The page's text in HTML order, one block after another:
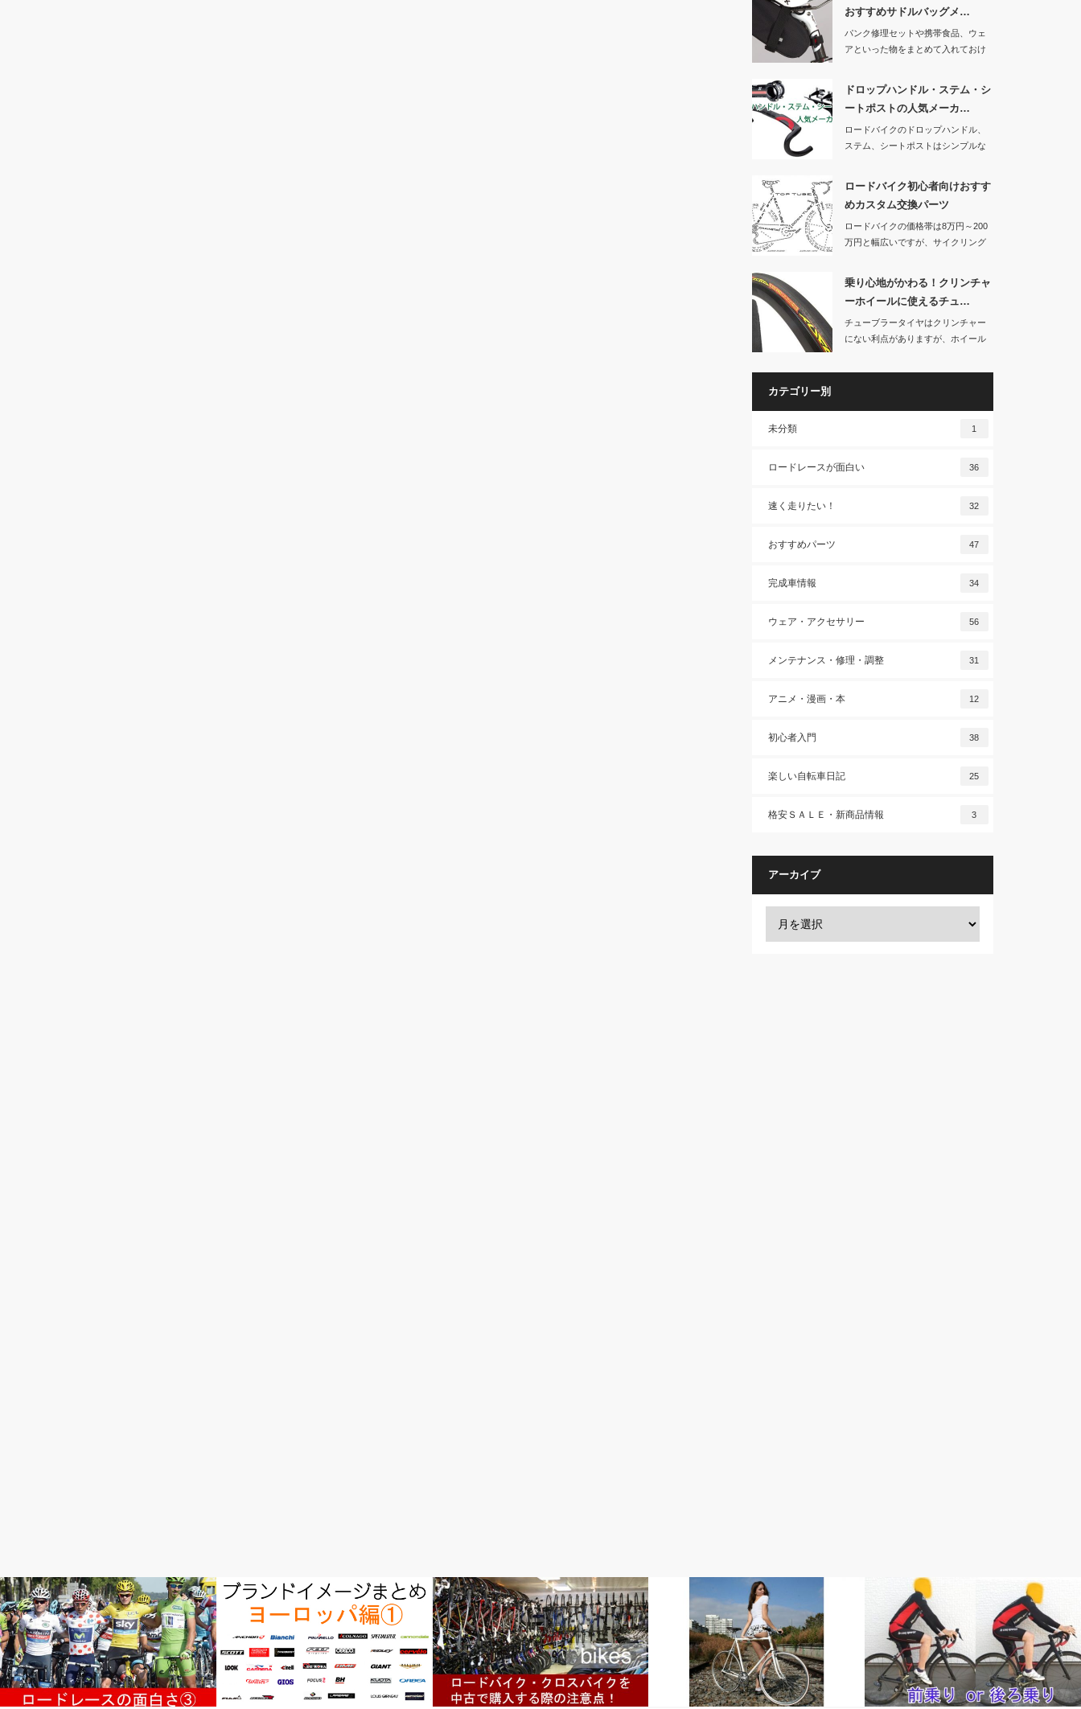
おすすめサドルバッグメ…
パンク修理セットや携帯食品、ウェ
アといった物をまとめて入れておけ
ドロップハンドル・ステム・シ
ートポストの人気メーカ…
ロードバイクのドロップハンドル、
ステム、シートポストはシンプルな
ロードバイク初心者向けおすす
めカスタム交換パーツ
ロードバイクの価格帯は8万円～200
万円と幅広いですが、サイクリング
乗り心地がかわる！クリンチャ
ーホイールに使えるチュ…
チューブラータイヤはクリンチャー
にない利点がありますが、ホイール
カテゴリー別
未分類 1
ロードレースが面白い 36
速く走りたい！ 32
おすすめパーツ 47
完成車情報 34
ウェア・アクセサリー 56
メンテナンス・修理・調整 31
アニメ・漫画・本 12
初心者入門 38
楽しい自転車日記 25
格安ＳＡＬＥ・新商品情報 3
アーカイブ